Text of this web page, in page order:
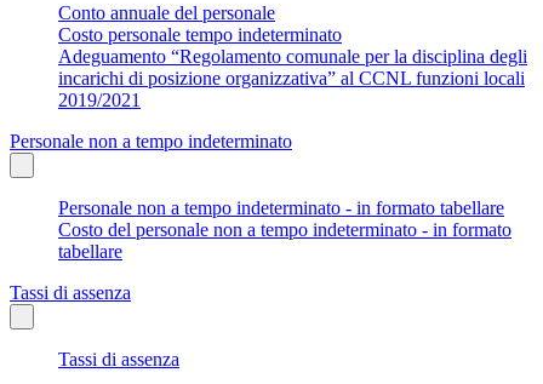
Conto annuale del personale
Costo personale tempo indeterminato
Adeguamento “Regolamento comunale per la disciplina degli
incarichi di posizione organizzativa” al CCNL funzioni locali
2019/2021
Personale non a tempo indeterminato
Personale non a tempo indeterminato - in formato tabellare
Costo del personale non a tempo indeterminato - in formato
tabellare
Tassi di assenza
Tassi di assenza